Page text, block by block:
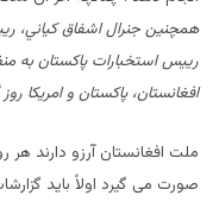
همچنين جنرال اشفاق کياني،
رييس استخبارات پاکستان به
افغانستان، پاکستان و امريکا
ملت افغانستان آرزو دارند هر
صورت می گیرد اولاً باید